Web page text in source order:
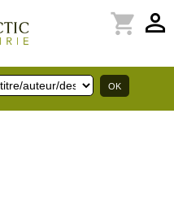
perm_identity
shopping_cart